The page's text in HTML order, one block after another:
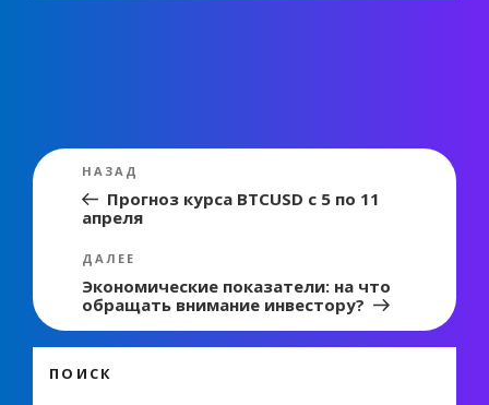
Навигация
записям
Предыдущая
запись:
НАЗАД
Прогноз курса BTCUSD с 5 по 11
апреля
Следующая
запись
ДАЛЕЕ
Экономические показатели: на что
обращать внимание инвестору?
ПОИСК